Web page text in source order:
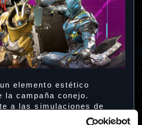
elemento estético
la campaña conejo.
a las simulaciones de
mencionado a